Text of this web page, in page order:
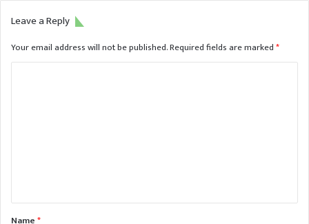
Leave a Reply
Your email address will not be published.Required fields are marked*
*Name*